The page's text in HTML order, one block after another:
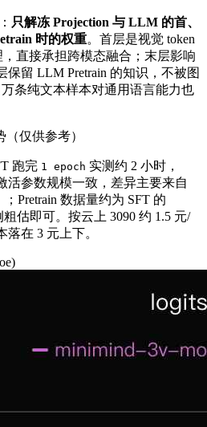
： 只解冻 Projection 与 LLM 的首、
时的权重。首层是视觉 token
直接承担跨模态融合；末层影响
保留 LLM Pretrain 的知识，不被图
条纯文本样本对通用语言能力也
仅供参考）
跑完 1 epoch 实测约 2 小时，
活参数规模一致，差异主要来自
Pretrain 数据量约为 SFT 的
估即可。按云上 3090 约 1.5 元/
在 3 元上下。